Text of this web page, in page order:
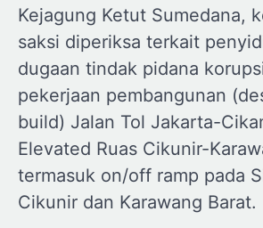
Kejagung Ketut Sumedana,
saksi diperiksa terkait
dugaan tindak pidana
pekerjaan pembangunan
build) Jalan Tol Jakarta-
Elevated Ruas Cikunir-
termasuk on/off ramp pada
Cikunir dan Karawang Barat.